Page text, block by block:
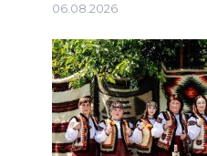
06.08.2026